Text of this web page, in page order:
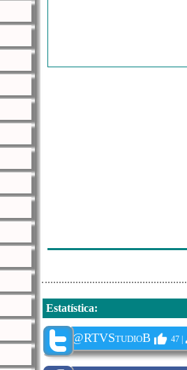
Estatística:
@RTVStudioB 47 |